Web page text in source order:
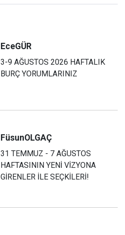
EceGÜR
3-9 AĞUSTOS 2026 HAFTALIK
BURÇ YORUMLARINIZ
FüsunOLGAÇ
31 TEMMUZ - 7 AĞUSTOS
HAFTASININ YENİ VİZYONA
GİRENLER İLE SEÇKİLERİ!